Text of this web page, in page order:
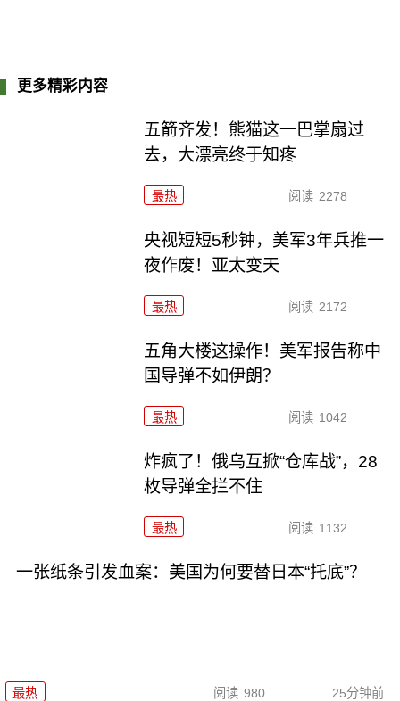
更多精彩内容
五箭齐发！熊猫这一巴掌扇过
去，大漂亮终于知疼
最热 阅读 2278
央视短短5秒钟，美军3年兵推一
夜作废！亚太变天
最热 阅读 2172
五角大楼这操作！美军报告称中
国导弹不如伊朗？
最热 阅读 1042
炸疯了！俄乌互掀“仓库战”，28
枚导弹全拦不住
最热 阅读 1132
一张纸条引发血案：美国为何要替日本“托底”？
最热 阅读 980 25分钟前